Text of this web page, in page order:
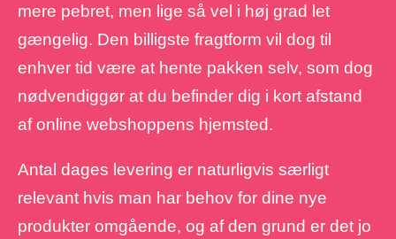
mere pebret, men lige så vel i høj grad let
gængelig. Den billigste fragtform vil dog til
enhver tid være at hente pakken selv, som dog
nødvendiggør at du befinder dig i kort afstand
af online webshoppens hjemsted.
Antal dages levering er naturligvis særligt
relevant hvis man har behov for dine nye
produkter omgående, og af den grund er det jo